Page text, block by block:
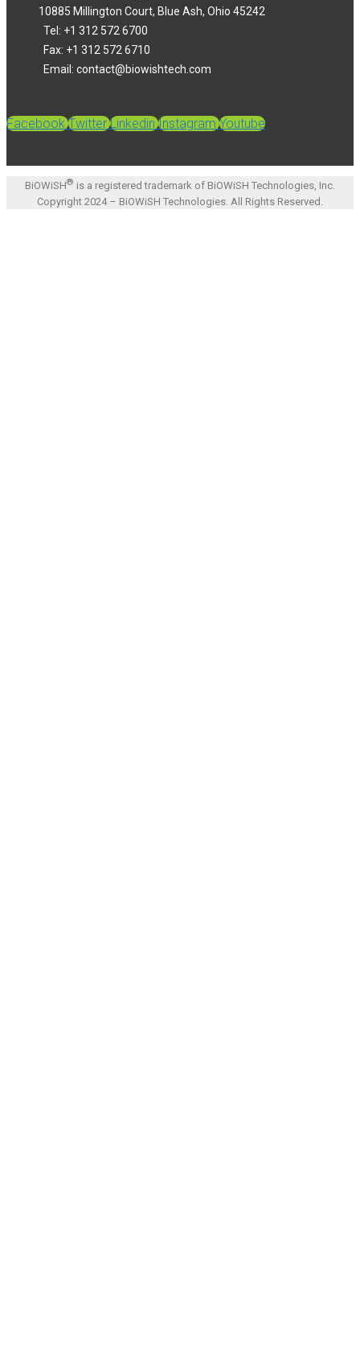
10885 Millington Court, Blue Ash, Ohio 45242
Tel: +1 312 572 6700
Fax: +1 312 572 6710
Email: contact@biowishtech.com
Facebook Twitter Linkedin Instagram Youtube
BiOWiSH® is a registered trademark of BiOWiSH Technologies, Inc.
Copyright 2024 – BiOWiSH Technologies. All Rights Reserved.